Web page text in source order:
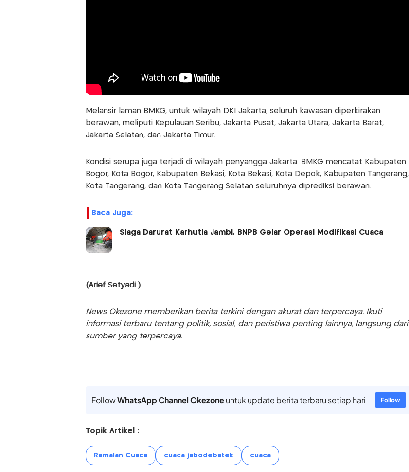
Melansir laman BMKG, untuk wilayah DKI Jakarta, seluruh kawasan diperkirakan
berawan, meliputi Kepulauan Seribu, Jakarta Pusat, Jakarta Utara, Jakarta Barat,
Jakarta Selatan, dan Jakarta Timur.
Kondisi serupa juga terjadi di wilayah penyangga Jakarta. BMKG mencatat Kabupaten
Bogor, Kota Bogor, Kabupaten Bekasi, Kota Bekasi, Kota Depok, Kabupaten Tangerang,
Kota Tangerang, dan Kota Tangerang Selatan seluruhnya diprediksi berawan.
Baca Juga:
Siaga Darurat Karhutla Jambi, BNPB Gelar Operasi Modifikasi Cuaca
(Arief Setyadi )
News Okezone memberikan berita terkini dengan akurat dan terpercaya. Ikuti
informasi terbaru tentang politik, sosial, dan peristiwa penting lainnya, langsung dari
sumber yang terpercaya.
FollowWhatsApp Channel Okezoneuntuk update berita terbaru setiap hari Follow
Topik Artikel :
Ramalan Cuaca cuaca jabodebatek cuaca